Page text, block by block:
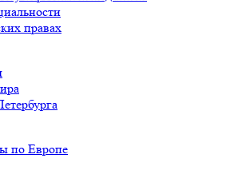
правах
по Европе